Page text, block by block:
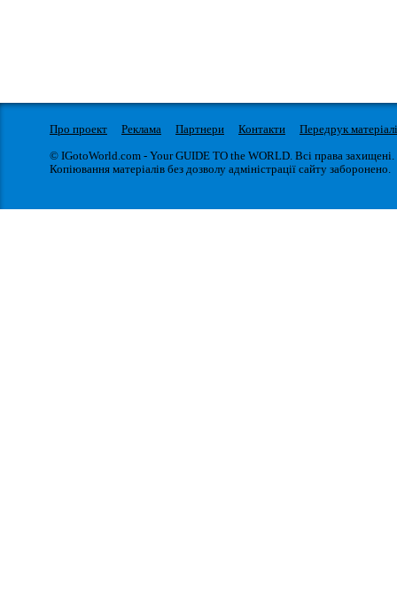
Про проект Реклама Партнери Контакти
Передрук
© IGotoWorld.com - Your GUIDE TO the WORLD. Всі права захищені.
Копіювання матеріалів без дозволу адміністрації сайту заборонено.